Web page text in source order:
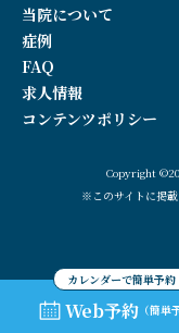
カレンダーで簡単予約
Web予約 （簡単
当院について
症例
FAQ
求人情報
コンテンツポリシー
Copyright
※このサイトに掲